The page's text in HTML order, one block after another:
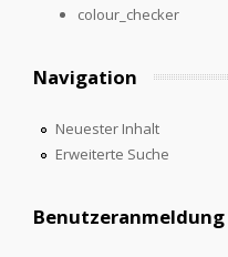
colour_checker
Navigation
Neuester Inhalt
Erweiterte Suche
Benutzeranmeldung